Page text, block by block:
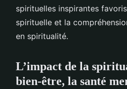
spirituelles inspirantes
spirituelle et la
en spiritualité.
L’impact de la
bien-être, la santé